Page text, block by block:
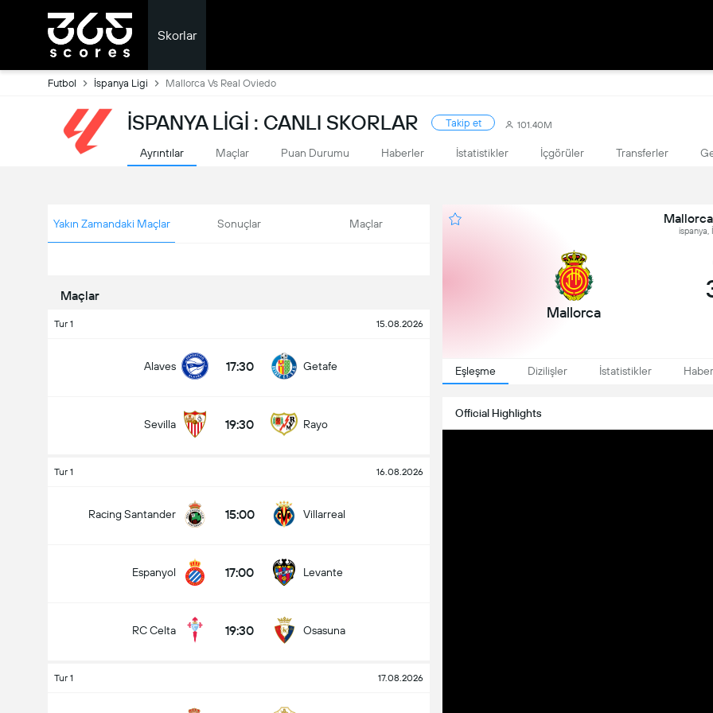
Skorlar
Futbol İspanya Ligi Mallorca Vs Real Oviedo
İSPANYA LIGI : CANLI SKORLAR Takip et 101.40M
Ayrıntılar Maçlar Puan Durumu Haberler İstatistikler İçgörüler Transferler
Yakın Zamandaki Maçlar Sonuçlar Maçlar
Maçlar
Tur 1 15.08.2026
Alaves 17:30 Getafe
Sevilla 19:30 Rayo
Tur 1 16.08.2026
Racing Santander 15:00 Villarreal
Espanyol 17:00 Levante
RC Celta 19:30 Osasuna
Tur 1 17.08.2026
ispanya,
Mallorca
Eşleşme Dizilişler İstatistikler
Official Highlights